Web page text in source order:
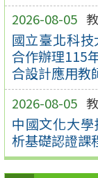
2026-08-05
國立臺北科
合作辦理115
合設計應用教
2026-08-05
中國文化大
析基礎認證課